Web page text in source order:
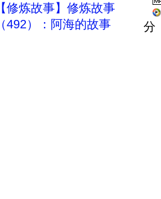
【修炼故事】修炼故事
（492）：阿海的故事
分